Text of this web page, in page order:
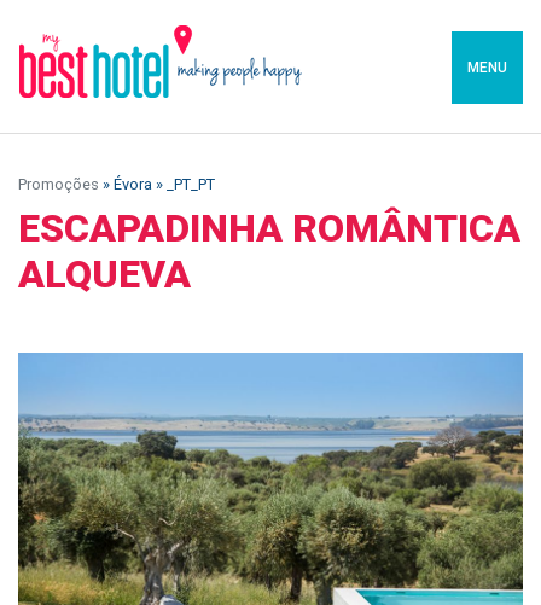
MENU
Promoções » Évora » _PT_PT
ESCAPADINHA ROMÂNTICA
ALQUEVA